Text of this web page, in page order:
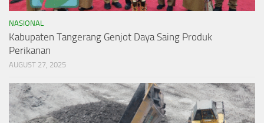
NASIONAL
Kabupaten Tangerang Genjot Daya Saing Produk
Perikanan
AUGUST 27, 2025